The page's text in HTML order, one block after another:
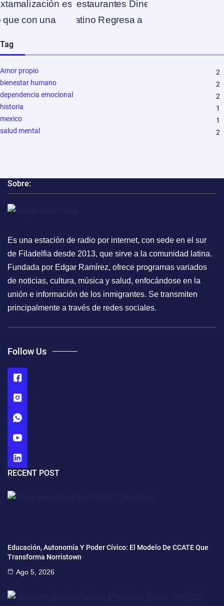
Tag
Amor propio
2
bienestar humano
2
dependencia emocional
2
historia
1
mexico
1
salud mental
2
Sobre:
Es una estación de radio por internet, con sede en el sur
de Filadelfia desde 2013, que sirve a la comunidad latina.
Fundada por Edgar Ramírez, ofrece programas variados
de noticias, cultura, música y salud, enfocándose en la
unión e información de los inmigrantes. Se transmiten
principalmente a través de redes sociales.
Follow Us
RECENT POST
Educación, Autonomía Y Poder Cívico: El Modelo De CCATE Que
Transforma Norristown
Ago 5, 2026